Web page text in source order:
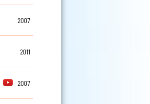
2007
2011
2007